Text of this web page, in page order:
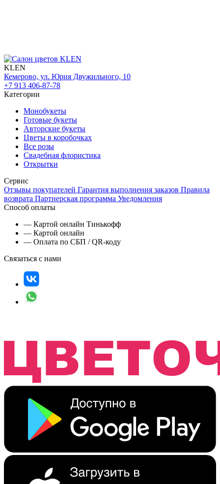
KLEN
Кемерово, ул. Юрия Двужильного, 10
+7 913 406-87-78
Категории
Монобукеты
Готовые букеты
Авторские букеты
Цветы в коробочках
Все розы
Свадебная флористика
Открытки
Сервис
Отзывы покупателей Гарантия выполнения заказов Правила
возврата Партнерская программа Уведомления
Способ оплаты
— Картой онлайн Тинькофф
— Картой онлайн
— Оплата по СБП / QR-коду
Связаться с нами